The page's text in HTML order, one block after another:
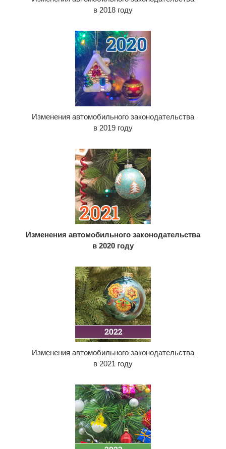
в 2018 году
Изменения автомобильного законодательства
в 2019 году
Изменения автомобильного законодательства
в 2020 году
Изменения автомобильного законодательства
в 2021 году